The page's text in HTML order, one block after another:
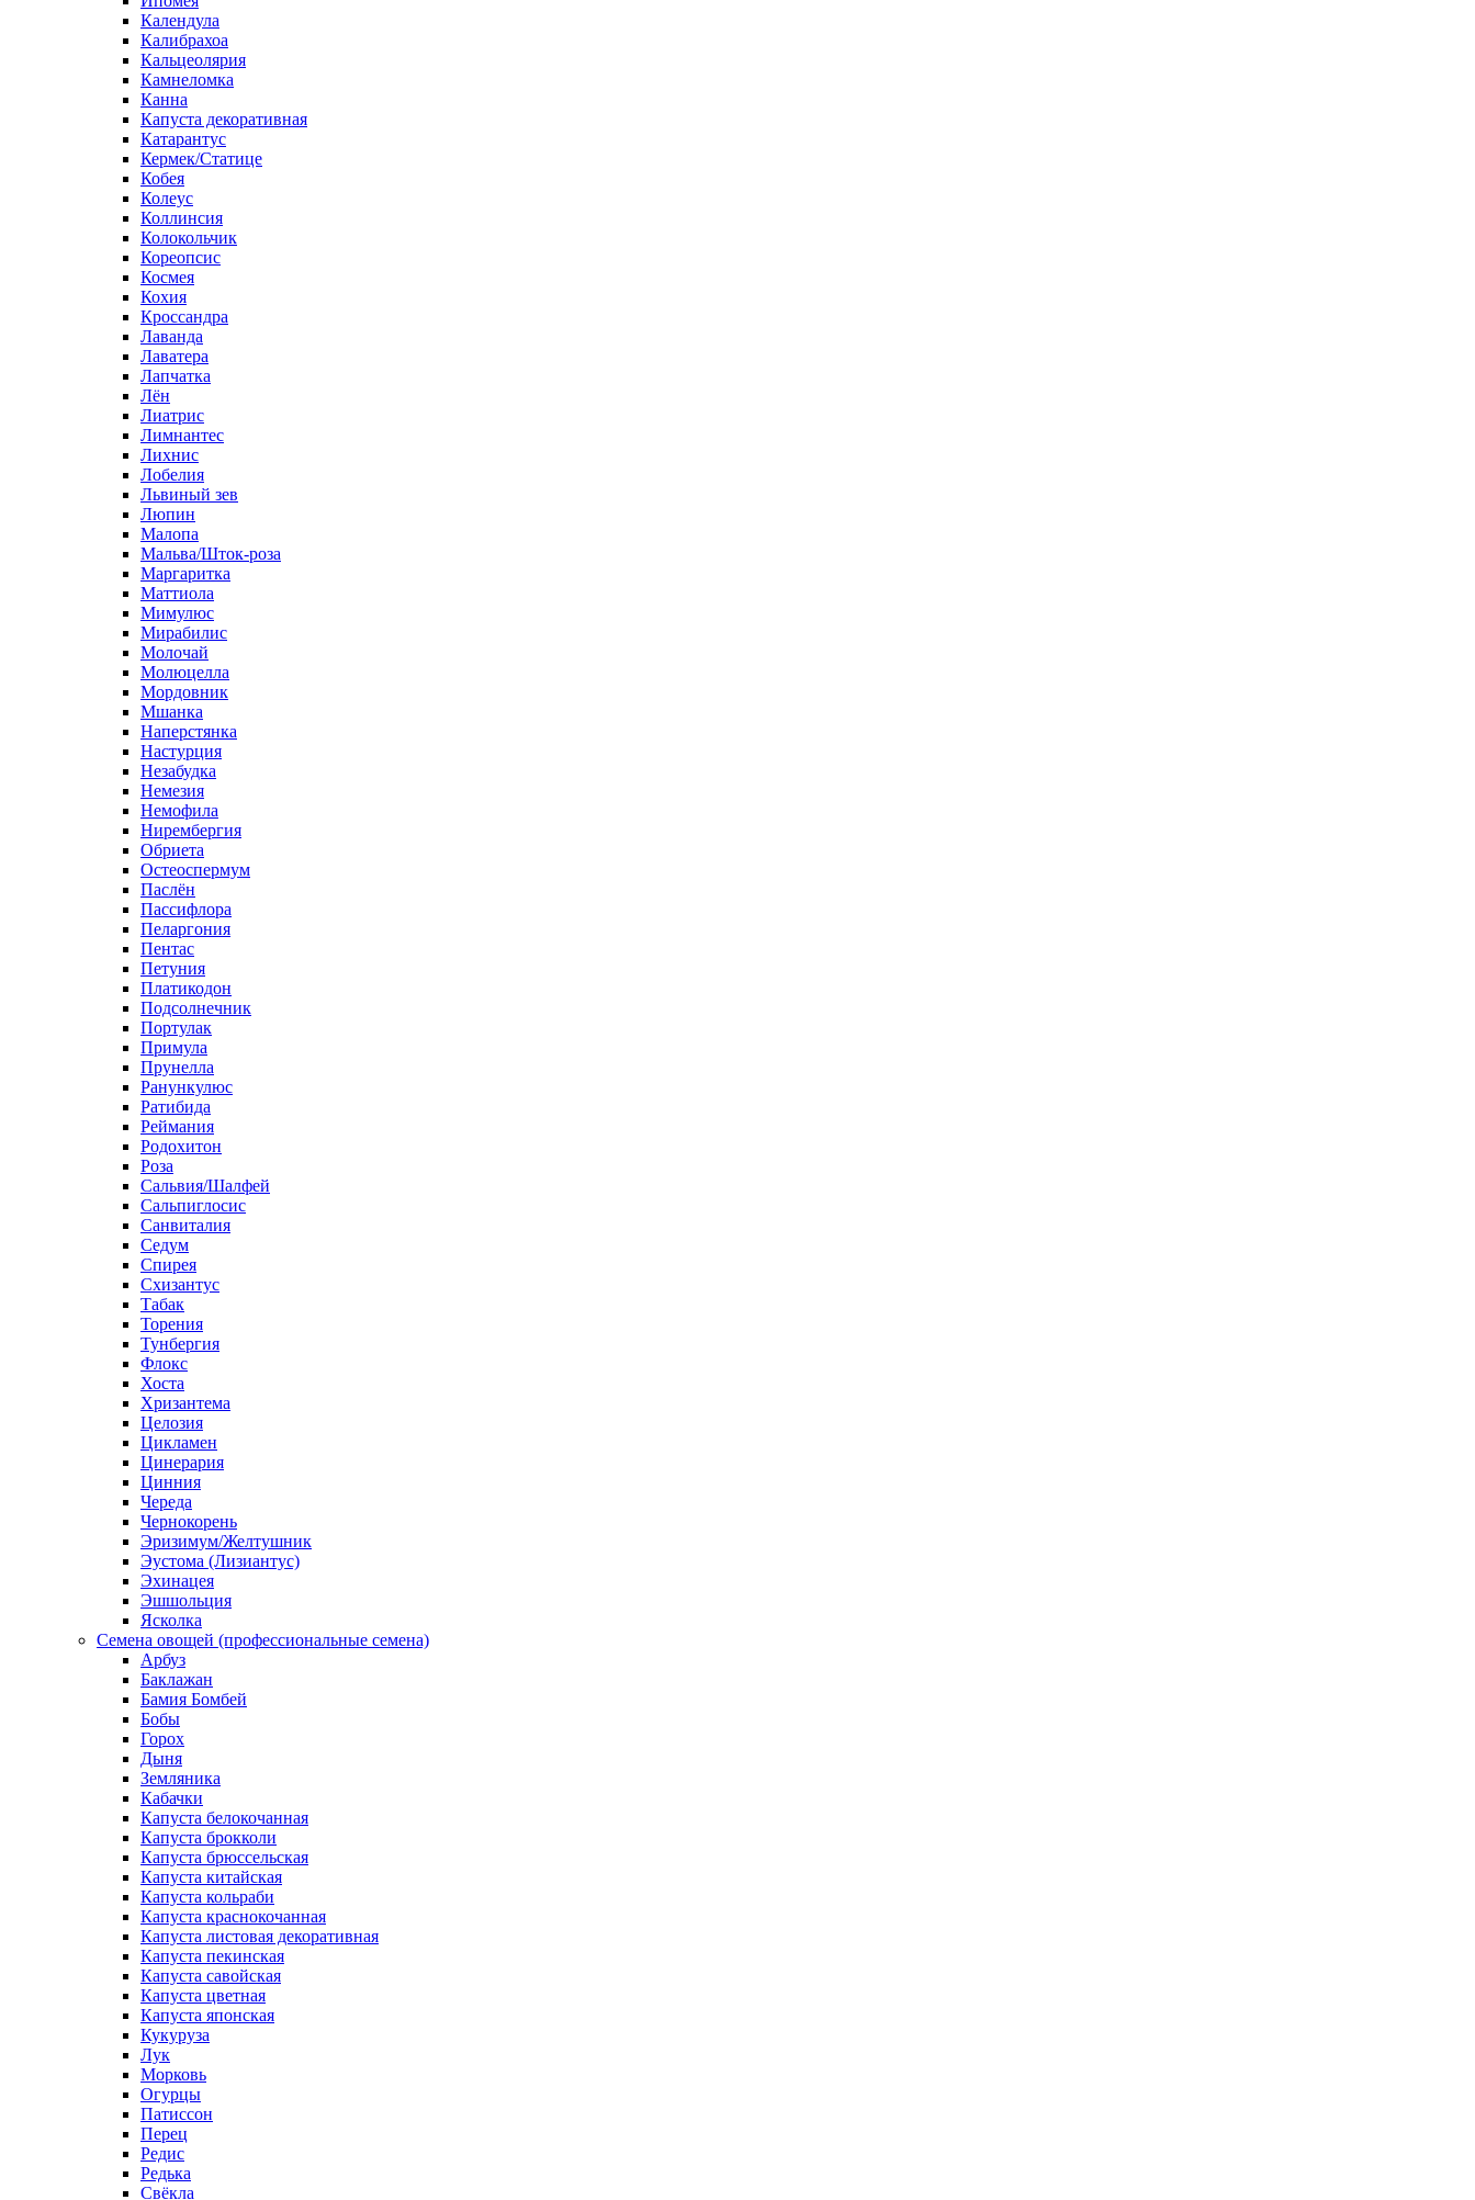
Календула
Калибрахоа
Кальцеолярия
Камнеломка
Канна
Капуста декоративная
Катарантус
Кермек/Статице
Кобея
Колеус
Коллинсия
Колокольчик
Кореопсис
Космея
Кохия
Кроссандра
Лаванда
Лаватера
Лапчатка
Лён
Лиатрис
Лимнантес
Лихнис
Лобелия
Львиный зев
Люпин
Малопа
Мальва/Шток-роза
Маргаритка
Маттиола
Мимулюс
Мирабилис
Молочай
Молюцелла
Мордовник
Мшанка
Наперстянка
Настурция
Незабудка
Немезия
Немофила
Нирембергия
Обриета
Остеоспермум
Паслён
Пассифлора
Пеларгония
Пентас
Петуния
Платикодон
Подсолнечник
Портулак
Примула
Прунелла
Ранункулюс
Ратибида
Реймания
Родохитон
Роза
Сальвия/Шалфей
Сальпиглосис
Санвиталия
Седум
Спирея
Схизантус
Табак
Торения
Тунбергия
Флокс
Хоста
Хризантема
Целозия
Цикламен
Цинерария
Цинния
Череда
Чернокорень
Эризимум/Желтушник
Эустома (Лизиантус)
Эхинацея
Эшшольция
Ясколка
Семена овощей (профессиональные семена)
Арбуз
Баклажан
Бамия Бомбей
Бобы
Горох
Дыня
Земляника
Кабачки
Капуста белокочанная
Капуста брокколи
Капуста брюссельская
Капуста китайская
Капуста кольраби
Капуста краснокочанная
Капуста листовая декоративная
Капуста пекинская
Капуста савойская
Капуста цветная
Капуста японская
Кукуруза
Лук
Морковь
Огурцы
Патиссон
Перец
Редис
Редька
Свёкла